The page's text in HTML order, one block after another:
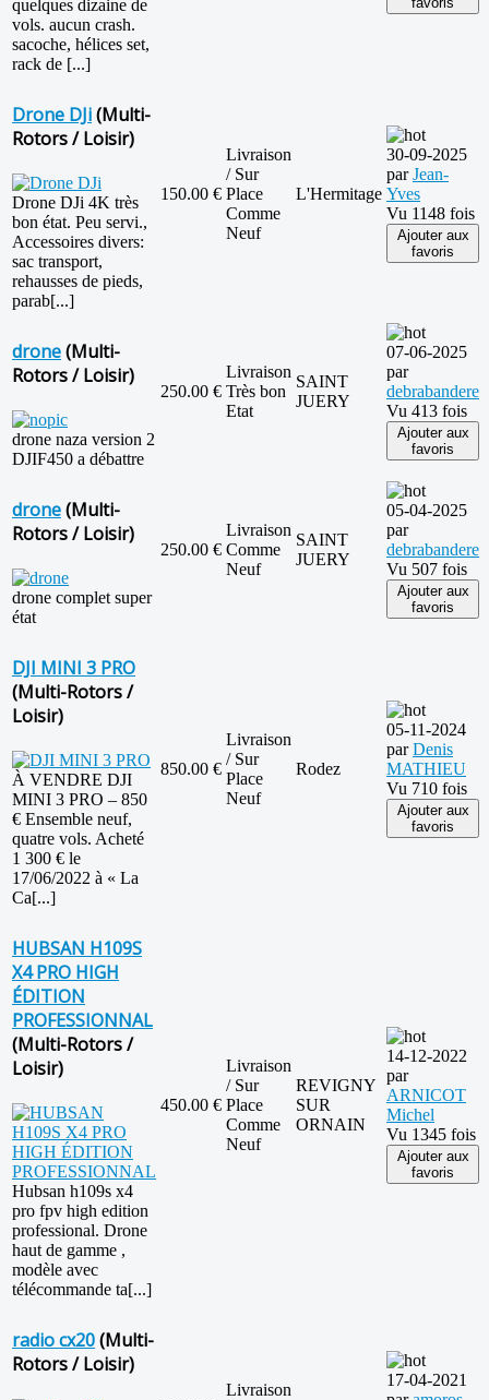
quelques dizaine de
vols. aucun crash.
sacoche, hélices set,
rack de [...]
Drone DJi(Multi-
Rotors / Loisir)
Drone DJi 4K très
bon état. Peu servi.,
Accessoires divers:
sac transport,
rehausses de pieds,
parab[...]
150.00 €
Livraison
/ Sur
Place
Comme
Neuf
L'Hermitage
30-09-2025
parJean-
Yves
Vu 1148 fois
Ajouter aux
favoris
drone(Multi-
Rotors / Loisir)
drone naza version 2
DJIF450 a débattre
250.00 €
Livraison
Très bon
Etat
SAINT
JUERY
07-06-2025
par
debrabandere
Vu 413 fois
Ajouter aux
favoris
drone(Multi-
Rotors / Loisir)
drone complet super
état
250.00 €
Livraison
Comme
Neuf
SAINT
JUERY
05-04-2025
par
debrabandere
Vu 507 fois
Ajouter aux
favoris
DJI MINI 3 PRO
(Multi-Rotors /
Loisir)
À VENDRE DJI
MINI 3 PRO – 850
€ Ensemble neuf,
quatre vols. Acheté
1 300 € le
17/06/2022 à « La
Ca[...]
850.00 €
Livraison
/ Sur
Place
Neuf
Rodez
05-11-2024
parDenis
MATHIEU
Vu 710 fois
Ajouter aux
favoris
HUBSAN H109S
X4 PRO HIGH
ÉDITION
PROFESSIONNAL
(Multi-Rotors /
Loisir)
Hubsan h109s x4
pro fpv high edition
professional. Drone
haut de gamme ,
modèle avec
télécommande ta[...]
450.00 €
Livraison
/ Sur
Place
Comme
Neuf
REVIGNY
SUR
ORNAIN
14-12-2022
par
ARNICOT
Michel
Vu 1345 fois
Ajouter aux
favoris
radio cx20(Multi-
Rotors / Loisir)
Livraison
17-04-2021